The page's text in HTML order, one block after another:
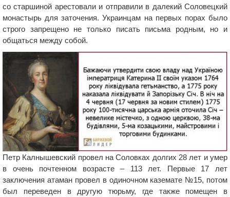
со старшиной арестовали и отправили в далекий Соловецкий
монастырь для заточения. Украинцам на первых порах было
строго запрещено не только писать письма родным, но и
общаться между собой.
Петр Калнышевский провел на Соловках долгих 28 лет и умер
в очень почтенном возрасте – 113 лет. Первые 17 лет
заключения атаман провел в одиночном каземате №15, потом
был переведен в другую тюрьму, где также помещен в